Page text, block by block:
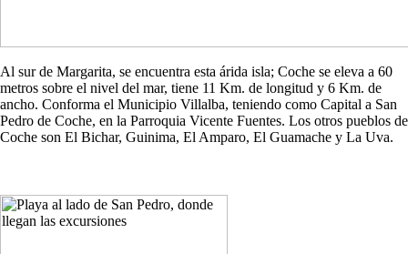
Al sur de Margarita, se encuentra esta árida isla; Coche se eleva a 60
metros sobre el nivel del mar, tiene 11 Km. de longitud y 6 Km. de
ancho. Conforma el Municipio Villalba, teniendo como Capital a San
Pedro de Coche, en la Parroquia Vicente Fuentes. Los otros pueblos de
Coche son El Bichar, Guinima, El Amparo, El Guamache y La Uva.